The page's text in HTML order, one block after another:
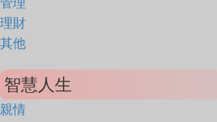
管理
理財
其他
智慧人生
親情